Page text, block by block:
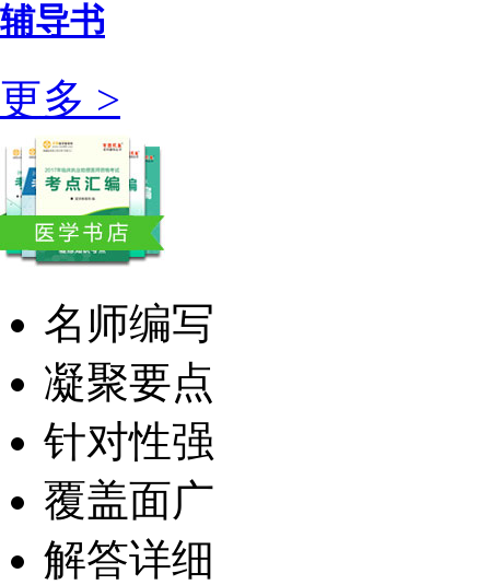
辅导书
更多 >
名师编写
凝聚要点
针对性强
覆盖面广
解答详细